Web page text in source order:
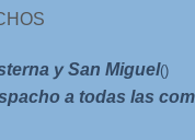
y San Miguel()
a todas las